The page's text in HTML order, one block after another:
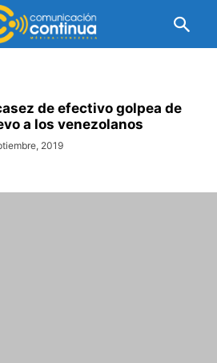
de efectivo golpea de
a los venezolanos
2019